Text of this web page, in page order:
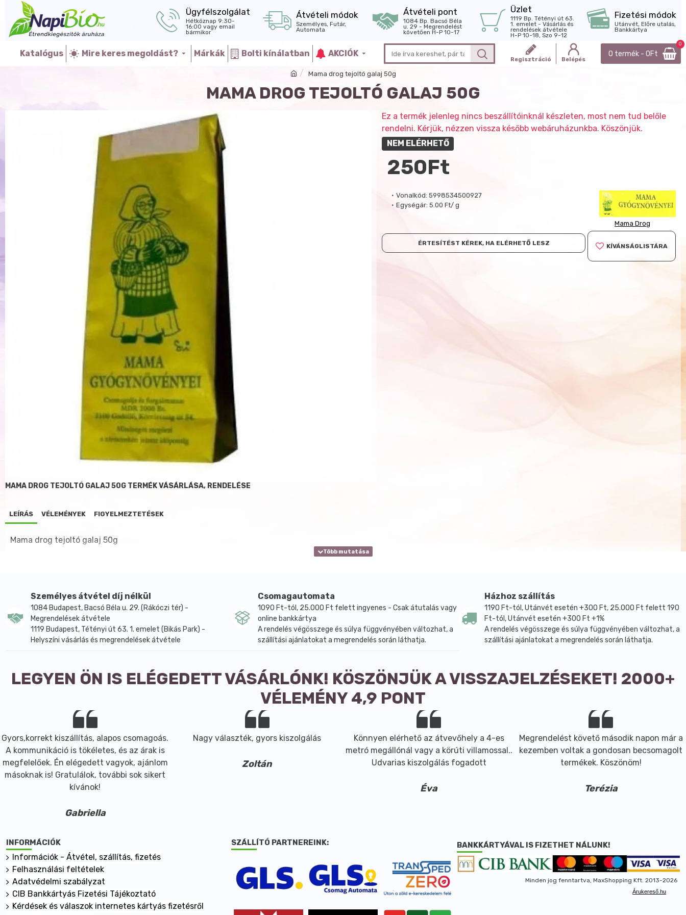
Ügyfélszolgálat
Hétköznap 9:30-
16:00 vagy email
bármikor
Átvételi módok
Személyes, Futár,
Automata
Átvételi pont
1084 Bp. Bacsó Béla
u. 29 - Megrendelést
követően H-P 10-17
Üzlet
1119 Bp. Tétényi út 63.
1. emelet - Vásárlás és
rendelések átvétele
H-P 10-18, Szo 9-12
Fizetési módok
Utánvét, Előre utalás,
Bankkártya
Katalógus Mire keres megoldást? Márkák Bolti kínálatban AKCIÓK
Regisztráció Belépés
0 termék - 0Ft
0
Mama drog tejoltó galaj 50g
MAMA DROG TEJOLTÓ GALAJ 50G
Ez a termék jelenleg nincs beszállítóinknál készleten, most nem tud belőle
rendelni. Kérjük, nézzen vissza később webáruházunkba. Köszönjük.
Vonalkód: 5998534500927
Egységár: 5.00 Ft/ g
Mama Drog
NEM ELÉRHETŐ
250Ft
ÉRTESÍTÉST KÉREK, HA ELÉRHETŐ LESZ KÍVÁNSÁGLISTÁRA
MAMA DROG TEJOLTÓ GALAJ 50G TERMÉK VÁSÁRLÁSA, RENDELÉSE
LEÍRÁS VÉLEMÉNYEK FIGYELMEZTETÉSEK
Mama drog tejoltó galaj 50g
Személyes átvétel díj nélkül
1084 Budapest, Bacsó Béla u. 29. (Rákóczi tér) -
Megrendelések átvétele
1119 Budapest, Tétényi út 63. 1. emelet (Bikás Park) -
Helyszíni vásárlás és megrendelések átvétele
Csomagautomata
1090 Ft-tól, 25.000 Ft felett ingyenes - Csak átutalás vagy
online bankkártya
A rendelés végösszege és súlya függvényében változhat, a
szállítási ajánlatokat a megrendelés során láthatja.
Házhoz szállítás
1190 Ft-tól, Utánvét esetén +300 Ft, 25.000 Ft felett 190
Ft-tól, Utánvét esetén +300 Ft +1%
A rendelés végösszege és súlya függvényében változhat, a
szállítási ajánlatokat a megrendelés során láthatja.
LEGYEN ÖN IS ELÉGEDETT VÁSÁRLÓNK! KÖSZÖNJÜK A VISSZAJELZÉSEKET! 2000+
VÉLEMÉNY 4,9 PONT
Gyors,korrekt kiszállítás, alapos csomagoás.
A kommunikáció is tökéletes, és az árak is
megfelelőek. Én elégedett vagyok, ajánlom
másoknak is! Gratulálok, további sok sikert
kívánok!
Gabriella
Nagy választék, gyors kiszolgálás
Zoltán
Könnyen elérhető az átvevőhely a 4-es
metró megállónál vagy a körúti villamossal..
Udvarias kiszolgálás fogadott
Éva
Megrendelést követő második napon már a
kezemben voltak a gondosan becsomagolt
termékek. Köszönöm!
Terézia
INFORMÁCIÓK
Információk - Átvétel, szállítás, fizetés
Felhasználási feltételek
Adatvédelmi szabályzat
CIB Bankkártyás Fizetési Tájékoztató
Kérdések és válaszok internetes kártyás fizetésről
SZÁLLÍTÓ PARTNEREINK: BANKKÁRTYÁVAL IS FIZETHET NÁLUNK!
Minden jog fenntartva, MaxShopping Kft. 2013-2026
Árukereső.hu